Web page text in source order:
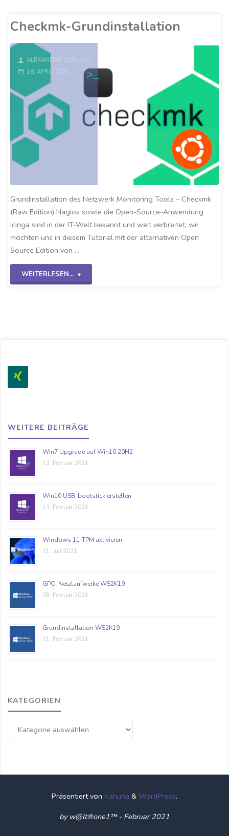
Checkmk-Grundinstallation
ALEXANDER COBUCCI
18. APRIL 2021
Grundinstallation des Netzwerk Monitoring Tools – Checkmk
(Raw Edition) Nagios sowie die Open-Source-Anwendung
Icinga sind in der IT-Welt bekannt und weit verbreitet, wir
möchten uns in diesem Tutorial mit der alternativen Open
Source Edition von …
WEITERLESEN...
"Checkmk-
WEITERE BEITRÄGE
Win7 Upgrade auf Win10 20H2
13. Februar 2021
Win10 USB-bootstick erstellen
13. Februar 2021
Windows 11-TPM aktivieren
21. Juli 2021
GPO-Netzlaufwerke WS2K19
28. Februar 2021
Grundinstallation WS2K19
21. Februar 2021
KATEGORIEN
Präsentiert von Kahuna & WordPress.
by w@lt®one1™ - Februar 2021